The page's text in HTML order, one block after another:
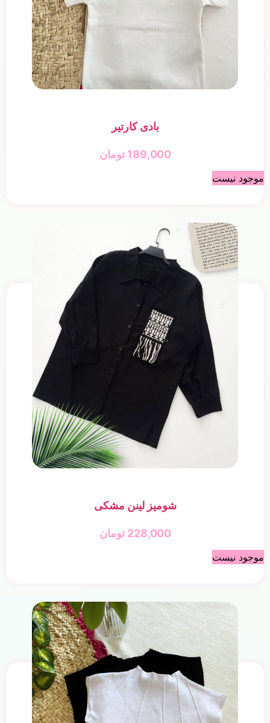
بادی کارتیر
189,000 تومان
موجود نیست
شومیز لینن مشکی
228,000 تومان
موجود نیست